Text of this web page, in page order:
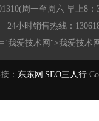
周一至周六 早上8
24小时销售热线：
我爱技术网">我爱技术
： 东东网 SEO三人行